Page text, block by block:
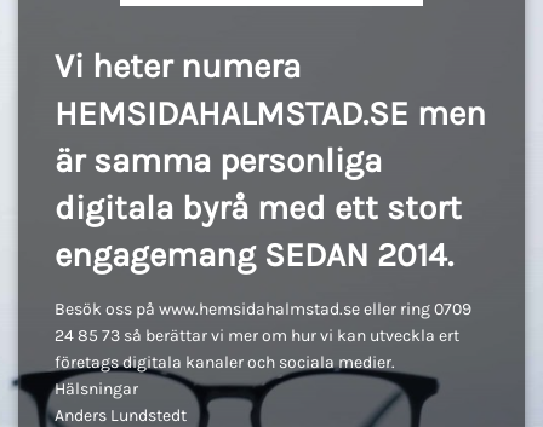
Vi heter numera
HEMSIDAHALMSTAD.SE men
är samma personliga
digitala byrå med ett stort
engagemang SEDAN 2014.
Besök oss på www.hemsidahalmstad.se eller ring 0709
24 85 73 så berättar vi mer om hur vi kan utveckla ert
företags digitala kanaler och sociala medier.
Hälsningar
Anders Lundstedt